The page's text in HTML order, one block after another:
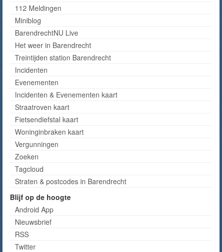
112 Meldingen
Miniblog
BarendrechtNU Live
Het weer in Barendrecht
Treintijden station Barendrecht
Incidenten
Evenementen
Incidenten & Evenementen kaart
Straatroven kaart
Fietsendiefstal kaart
Woninginbraken kaart
Vergunningen
Zoeken
Tagcloud
Straten & postcodes in Barendrecht
Blijf op de hoogte
Android App
Nieuwsbrief
RSS
Twitter